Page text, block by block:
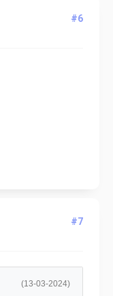
#6
#7
(13-03-2024)